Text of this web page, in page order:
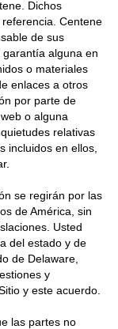
Dichos
Centene
de sus
alguna en
o materiales
enlaces a otros
por parte de
o alguna
relativas
incluidos en ellos,
se regirán por las
de América, sin
Usted
del estado y de
de Delaware,
y
y este acuerdo.
las partes no